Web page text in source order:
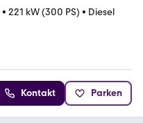
• 221 kW (300 PS) • Diesel
Kontakt Parken